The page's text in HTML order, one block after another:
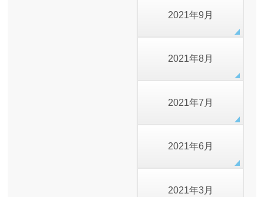
2021年9月
2021年8月
2021年7月
2021年6月
2021年3月